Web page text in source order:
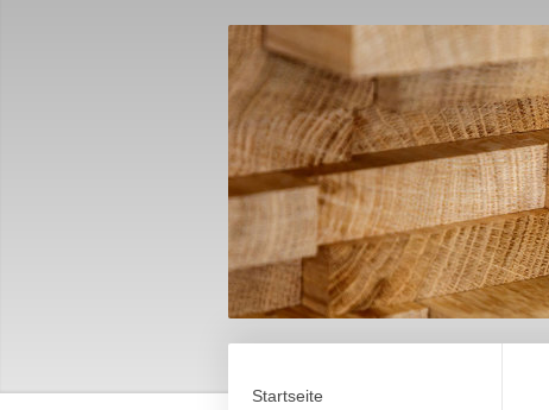
Startseite